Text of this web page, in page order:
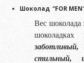
Шоколад “FOR MEN
Вес шоколада :
стильный,